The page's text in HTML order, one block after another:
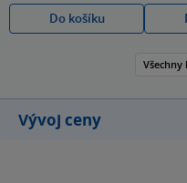
Do košíku
Vývoj ceny